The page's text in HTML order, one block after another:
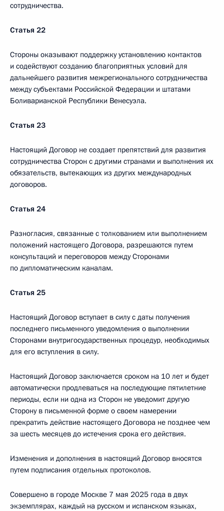
сотрудничества.
Статья 22
Стороны оказывают поддержку установлению контактов
и содействуют созданию благоприятных условий для
дальнейшего развития межрегионального сотрудничества
между субъектами Российской Федерации и штатами
Боливарианской Республики Венесуэла.
Статья 23
Настоящий Договор не создает препятствий для развития
сотрудничества Сторон с другими странами и выполнения их
обязательств, вытекающих из других международных
договоров.
Статья 24
Разногласия, связанные с толкованием или выполнением
положений настоящего Договора, разрешаются путем
консультаций и переговоров между Сторонами
по дипломатическим каналам.
Статья 25
Настоящий Договор вступает в силу с даты получения
последнего письменного уведомления о выполнении
Сторонами внутригосударственных процедур, необходимых
для его вступления в силу.
Настоящий Договор заключается сроком на 10 лет и будет
автоматически продлеваться на последующие пятилетние
периоды, если ни одна из Сторон не уведомит другую
Сторону в письменной форме о своем намерении
прекратить действие настоящего Договора не позднее чем
за шесть месяцев до истечения срока его действия.
Изменения и дополнения в настоящий Договор вносятся
путем подписания отдельных протоколов.
Совершено в городе Москве 7 мая 2025 года в двух
экземплярах, каждый на русском и испанском языках,